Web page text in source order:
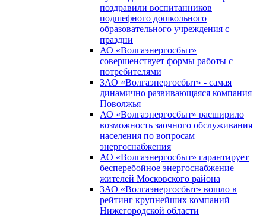
поздравили воспитанников
подшефного дошкольного
образовательного учреждения с
праздни
АО «Волгаэнергосбыт»
совершенствует формы работы с
потребителями
ЗАО «Волгаэнергосбыт» - самая
динамично развивающаяся компания
Поволжья
АО «Волгаэнергосбыт» расширило
возможность заочного обслуживания
населения по вопросам
энергоснабжения
АО «Волгаэнергосбыт» гарантирует
бесперебойное энергоснабжение
жителей Московского района
ЗАО «Волгаэнергосбыт» вошло в
рейтинг крупнейших компаний
Нижегородской области